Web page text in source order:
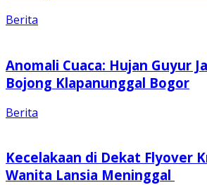
Berita
Anomali Cuaca: Hujan Guyur
Bojong Klapanunggal Bogor
Berita
Kecelakaan di Dekat Flyover
Wanita Lansia Meninggal